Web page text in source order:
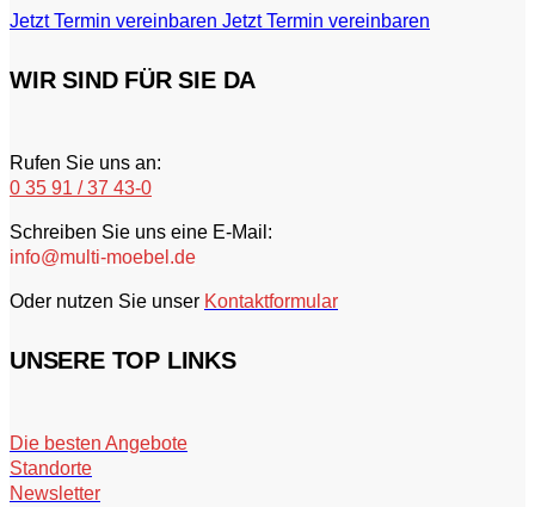
Jetzt Termin vereinbaren Jetzt Termin vereinbaren
WIR SIND FÜR SIE DA
Rufen Sie uns an:
0 35 91 / 37 43-0
Schreiben Sie uns eine E-Mail:
info@multi-moebel.de
Oder nutzen Sie unser Kontaktformular
UNSERE TOP LINKS
Die besten Angebote
Standorte
Newsletter